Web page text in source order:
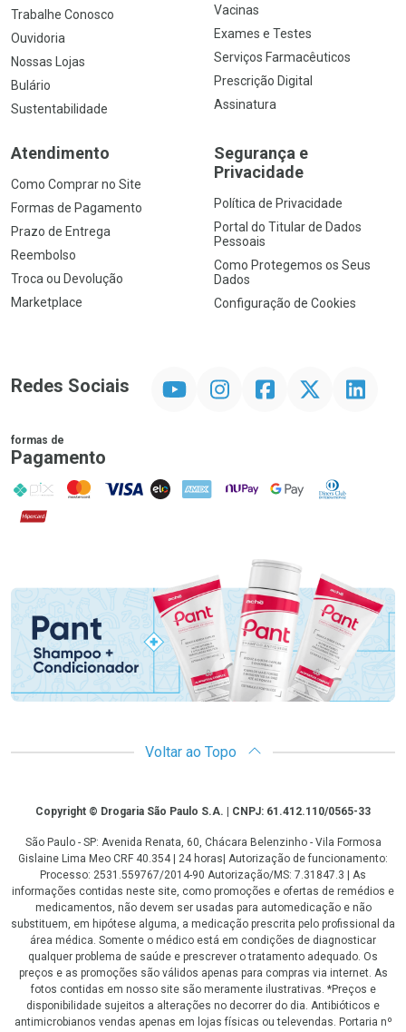
Trabalhe Conosco
Ouvidoria
Nossas Lojas
Bulário
Sustentabilidade
Vacinas
Exames e Testes
Serviços Farmacêuticos
Prescrição Digital
Assinatura
Atendimento
Como Comprar no Site
Formas de Pagamento
Prazo de Entrega
Reembolso
Troca ou Devolução
Marketplace
Segurança e
Privacidade
Política de Privacidade
Portal do Titular de Dados
Pessoais
Como Protegemos os Seus
Dados
Configuração de Cookies
Redes Sociais InstagramFacebookTwitter Linkedin
formas de
Pagamento
PIX MasterCard
VISA ELO AMEX NuPay Google PayDiners Club
Hipercard
Promoção em Destaque
Voltar ao Topo
CopyrightCopyright © Drogaria São Paulo S.A. | CNPJ: 61.412.110/0565-33
São Paulo - SP: Avenida Renata, 60, Chácara Belenzinho - Vila Formosa
Gislaine Lima Meo CRF 40.354 | 24 horas| Autorização de funcionamento:
Processo: 2531.559767/2014-90 Autorização/MS: 7.31847.3 | As
informações contidas neste site, como promoções e ofertas de remédios e
medicamentos, não devem ser usadas para automedicação e não
substituem, em hipótese alguma, a medicação prescrita pelo profissional da
área médica. Somente o médico está em condições de diagnosticar
qualquer problema de saúde e prescrever o tratamento adequado. Os
preços e as promoções são válidos apenas para compras via internet. As
fotos contidas em nosso site são meramente ilustrativas. *Preços e
disponibilidade sujeitos a alterações no decorrer do dia. Antibióticos e
antimicrobianos vendas apenas em lojas físicas ou televendas. Portaria nº